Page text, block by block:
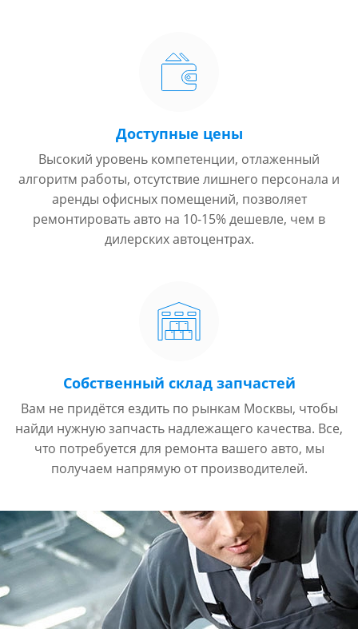
Доступные цены
Высокий уровень компетенции, отлаженный
алгоритм работы, отсутствие лишнего персонала и
аренды офисных помещений, позволяет
ремонтировать авто на 10-15% дешевле, чем в
дилерских автоцентрах.
Собственный склад запчастей
Вам не придётся ездить по рынкам Москвы, чтобы
найди нужную запчасть надлежащего качества. Все,
что потребуется для ремонта вашего авто, мы
получаем напрямую от производителей.